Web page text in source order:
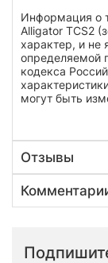
Информация о
Alligator TCS2
характер, и не
определяемой
кодекса
могут быть
Отзывы